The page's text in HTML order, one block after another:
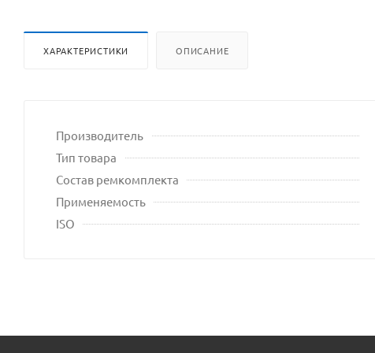
ХАРАКТЕРИСТИКИ ОПИСАНИЕ
Производитель
Тип товара
Состав ремкомплекта
Применяемость
ISO